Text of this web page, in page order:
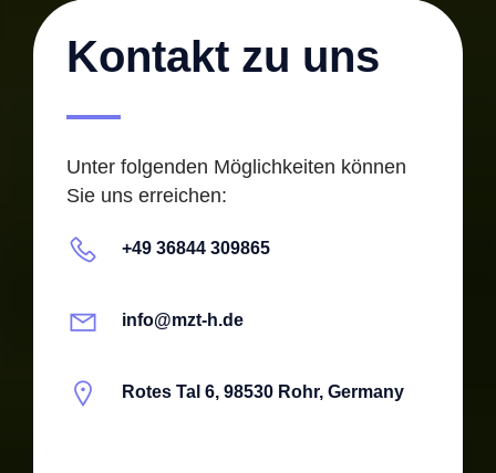
Kontakt zu uns
Unter folgenden Möglichkeiten können
Sie uns erreichen:
+49 36844 309865
info@mzt-h.de
Rotes Tal 6, 98530 Rohr, Germany